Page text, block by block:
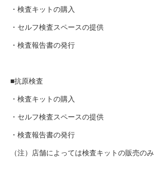
・検査キットの購入
・セルフ検査スペースの提供
・検査報告書の発行
■抗原検査
・検査キットの購入
・セルフ検査スペースの提供
・検査報告書の発行
（注）店舗によっては検査キットの販売のみ